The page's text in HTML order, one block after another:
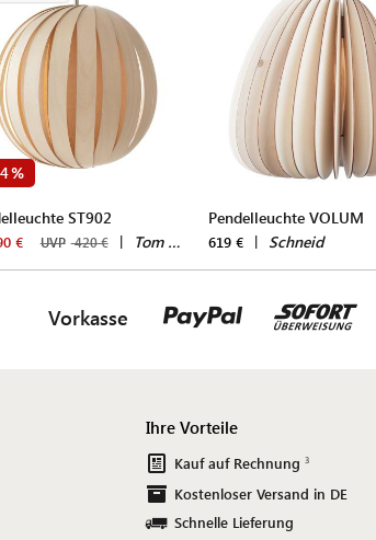
%
ST902
€ UVP 420 € | Tom Rossau
Pendelleuchte VOLUM
619 € | Schneid
Vorkasse
Ihre Vorteile
Kauf auf Rechnung
Kostenloser Versand in DE
Schnelle Lieferung